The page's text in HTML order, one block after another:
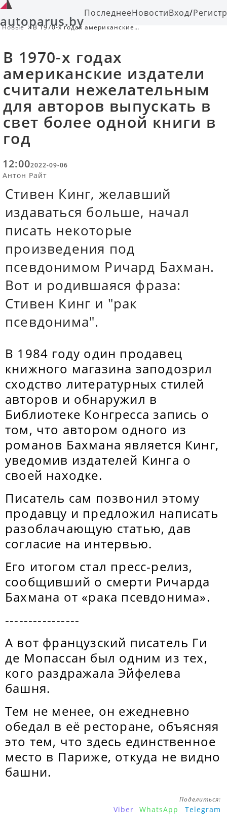
autoparus.byПоследнееНовостиВход/
Новые
В 1970-х годах американские
одной книги в год
В 1970-х годах
американские издатели
считали нежелательным
для авторов выпускать в
свет более одной книги в
год
12:002022-09-06
Антон Райт
Стивен Кинг, желавший
издаваться больше, начал
писать некоторые
произведения под
псевдонимом Ричард Бахман.
Вот и родившаяся фраза:
Стивен Кинг и "рак
псевдонима".
В 1984 году один продавец
книжного магазина заподозрил
сходство литературных стилей
авторов и обнаружил в
Библиотеке Конгресса запись о
том, что автором одного из
романов Бахмана является Кинг,
уведомив издателей Кинга о
своей находке.
Писатель сам позвонил этому
продавцу и предложил написать
разоблачающую статью, дав
согласие на интервью.
Его итогом стал пресс-релиз,
сообщивший о смерти Ричарда
Бахмана от «рака псевдонима».
----------------
А вот французский писатель Ги
де Мопассан был одним из тех,
кого раздражала Эйфелева
башня.
Тем не менее, он ежедневно
обедал в её ресторане, объясняя
это тем, что здесь единственное
место в Париже, откуда не видно
башни.
Поделиться:
Viber WhatsApp Telegram